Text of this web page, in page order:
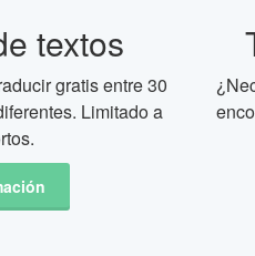
textos
gratis entre 30
Limitado a